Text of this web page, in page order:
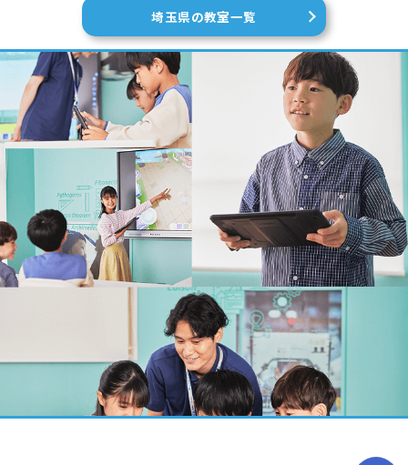
埼玉県の教室一覧